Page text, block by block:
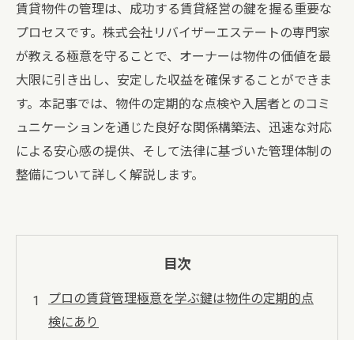
賃貸物件の管理は、成功する賃貸経営の鍵を握る重要な
プロセスです。株式会社リバイザーエステートの専門家
が教える極意を守ることで、オーナーは物件の価値を最
大限に引き出し、安定した収益を確保することができま
す。本記事では、物件の定期的な点検や入居者とのコミ
ュニケーションを通じた良好な関係構築法、迅速な対応
による安心感の提供、そして法律に基づいた管理体制の
整備について詳しく解説します。
目次
プロの賃貸管理極意を学ぶ鍵は物件の定期的点
検にあり